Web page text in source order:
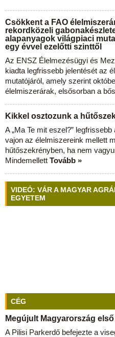
Csökkent a FAO
rekordközeli
alapanyagok világpiaci
egy évvel ezelőtti szinttől
Az ENSZ Élelmezésügyi és
kiadta legfrissebb jelentését az
mutatójáról, amely szerint
élelmiszerárak, elsősorban a
Kikkel osztozunk a
A „Ma Te mit eszel?”
vajon az élelmiszereink mellett
hűtőszekrényben, ha nem
Mindemellett Tovább »
VIDEÓ: VÁR A MAGYAR
EGYETEM
CÉG
Megújult Magyarország
A Pilisi Parkerdő befejezte a